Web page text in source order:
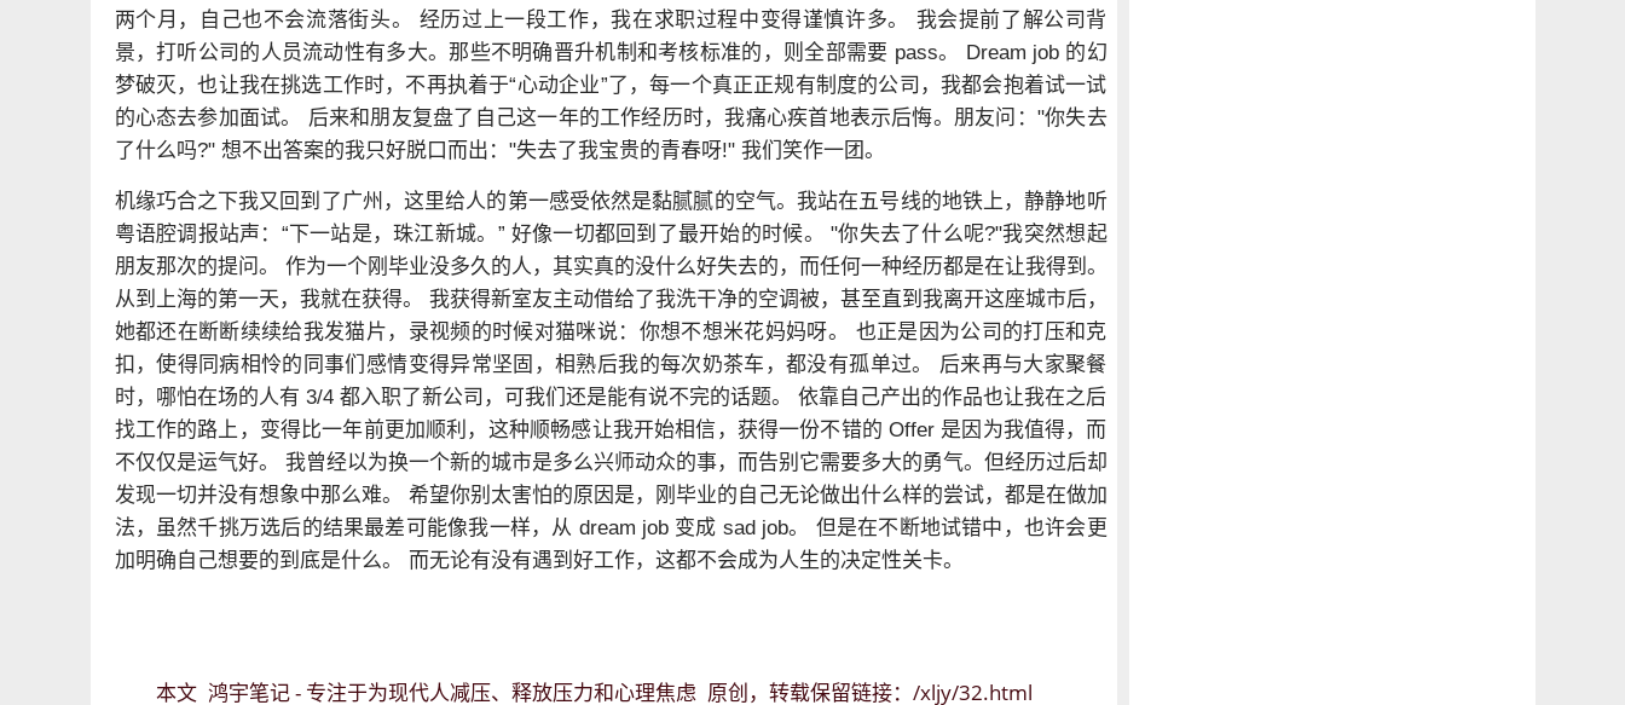
两个月，自己也不会流落街头。 经历过上一段工作，我在求职过程中变得谨慎许多。 我会提前了解公司背
景，打听公司的人员流动性有多大。那些不明确晋升机制和考核标准的，则全部需要 pass。 Dream job 的幻
梦破灭，也让我在挑选工作时，不再执着于“心动企业”了，每一个真正正规有制度的公司，我都会抱着试一试
的心态去参加面试。 后来和朋友复盘了自己这一年的工作经历时，我痛心疾首地表示后悔。朋友问："你失去
了什么吗?" 想不出答案的我只好脱口而出："失去了我宝贵的青春呀!" 我们笑作一团。
机缘巧合之下我又回到了广州，这里给人的第一感受依然是黏腻腻的空气。我站在五号线的地铁上，静静地听
粤语腔调报站声：“下一站是，珠江新城。” 好像一切都回到了最开始的时候。 "你失去了什么呢?"我突然想起
朋友那次的提问。 作为一个刚毕业没多久的人，其实真的没什么好失去的，而任何一种经历都是在让我得到。
从到上海的第一天，我就在获得。 我获得新室友主动借给了我洗干净的空调被，甚至直到我离开这座城市后，
她都还在断断续续给我发猫片，录视频的时候对猫咪说：你想不想米花妈妈呀。 也正是因为公司的打压和克
扣，使得同病相怜的同事们感情变得异常坚固，相熟后我的每次奶茶车，都没有孤单过。 后来再与大家聚餐
时，哪怕在场的人有 3/4 都入职了新公司，可我们还是能有说不完的话题。 依靠自己产出的作品也让我在之后
找工作的路上，变得比一年前更加顺利，这种顺畅感让我开始相信，获得一份不错的 Offer 是因为我值得，而
不仅仅是运气好。 我曾经以为换一个新的城市是多么兴师动众的事，而告别它需要多大的勇气。但经历过后却
发现一切并没有想象中那么难。 希望你别太害怕的原因是，刚毕业的自己无论做出什么样的尝试，都是在做加
法，虽然千挑万选后的结果最差可能像我一样，从 dream job 变成 sad job。 但是在不断地试错中，也许会更
加明确自己想要的到底是什么。 而无论有没有遇到好工作，这都不会成为人生的决定性关卡。
本文 鸿宇笔记 - 专注于为现代人减压、释放压力和心理焦虑 原创，转载保留链接： /xljy/32.html